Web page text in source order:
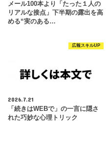
メール100本より「たった１人の
リアルな接点」下半期の露出を高
める“実のある…
広報スキルUP
2026.7.21
「続きはWEBで」の一言に隠さ
れた巧妙な心理トリック